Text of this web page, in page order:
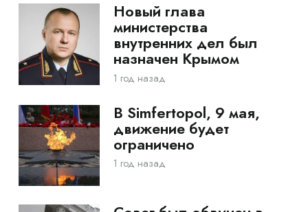
Новый глава
министерства
внутренних дел был
назначен Крымом
1 год назад
В Simfertopol, 9 мая,
движение будет
ограничено
1 год назад